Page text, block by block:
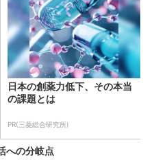
日本の創薬力低下、その本当
の課題とは
PR(三菱総合研究所)
への分岐点